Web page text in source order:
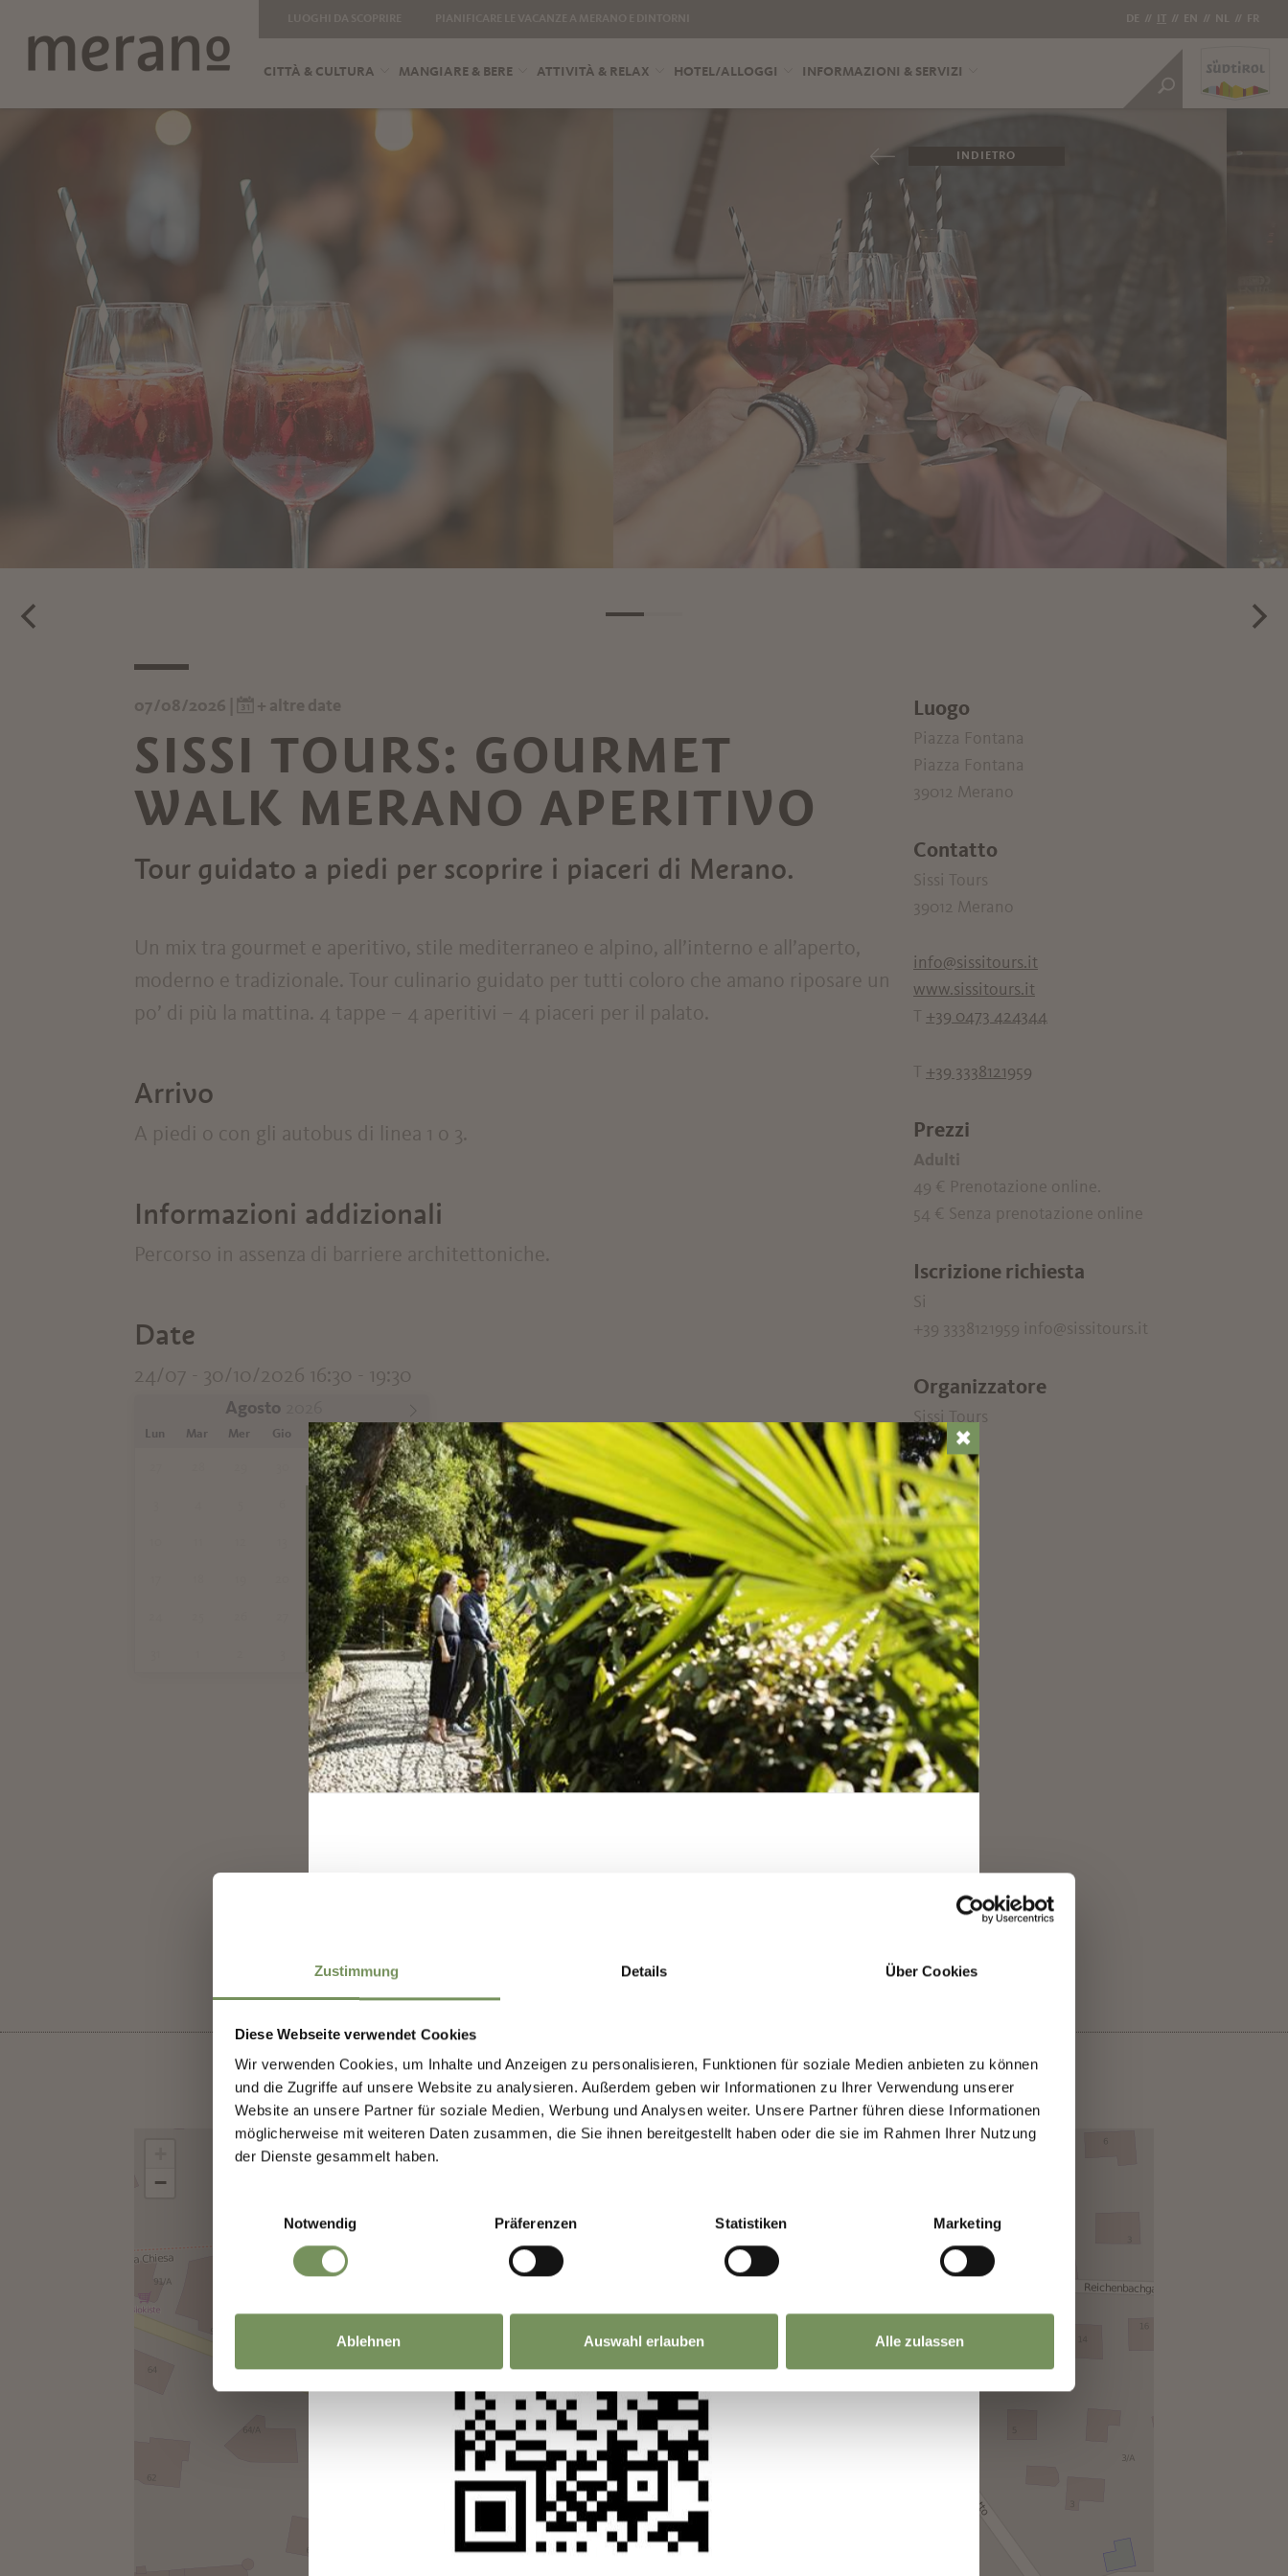
Zustimmung Details Über Cookies
Diese Webseite verwendet Cookies
Wir verwenden Cookies, um Inhalte und Anzeigen zu personalisieren, Funktionen für soziale Medien anbieten zu können
und die Zugriffe auf unsere Website zu analysieren. Außerdem geben wir Informationen zu Ihrer Verwendung unserer
Website an unsere Partner für soziale Medien, Werbung und Analysen weiter. Unsere Partner führen diese Informationen
möglicherweise mit weiteren Daten zusammen, die Sie ihnen bereitgestellt haben oder die sie im Rahmen Ihrer Nutzung
der Dienste gesammelt haben.
Notwendig
Präferenzen Statistiken Marketing
Ablehnen Auswahl erlauben Alle zulassen
DE // IT // EN // NL // FR
CITTÀ & CULTURA MANGIARE & BERE ATTIVITÀ & RELAX HOTEL/ALLOGGI INFORMAZIONI & SERVIZI
INDIETRO
07/08/2026 | + altre date
SISSI TOURS: GOURMET
WALK MERANO APERITIVO
Tour guidato a piedi per scoprire i piaceri di Merano.
Un mix tra gourmet e aperitivo, stile mediterraneo e alpino, all’interno e all’aperto,
moderno e tradizionale. Tour culinario guidato per tutti coloro che amano riposare un
po’ di più la mattina. 4 tappe – 4 aperitivi – 4 piaceri per il palato.
Arrivo
A piedi o con gli autobus di linea 1 o 3.
Informazioni addizionali
Percorso in assenza di barriere architettoniche.
Date
24/07 - 30/10/2026 16:30 - 19:30
Agosto
Lun Mar Mer Gio Ven Sab Dom
31 2
7 8 9
14 15 16
21 22 23
28 29 30
4 5 6
Luogo
Piazza Fontana
Piazza Fontana
39012 Merano
Contatto
Sissi Tours
39012 Merano
info@sissitours.it
www.sissitours.it
T +39 0473 424344
T +39 3338121959
Prezzi
Adulti
49 €
Prenotazione online.
54 € Senza prenotazione online
Iscrizione richiesta
Si
+39 3338121959 info@sissitours.it
Organizzatore
Sissi Tours
NO
−
✖
INSIEME IL FUTURO
DI MERANO.
COSTRUIAMO INSIEME IL FUTURO DI
MERANO.